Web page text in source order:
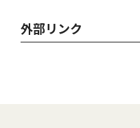
外部リンク